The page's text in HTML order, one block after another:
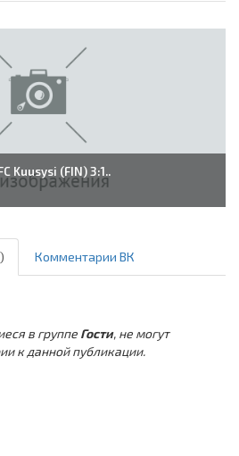
Kuusysi (FIN) 3:1..
Комментарии ВК
в группе Гости, не могут
к данной публикации.